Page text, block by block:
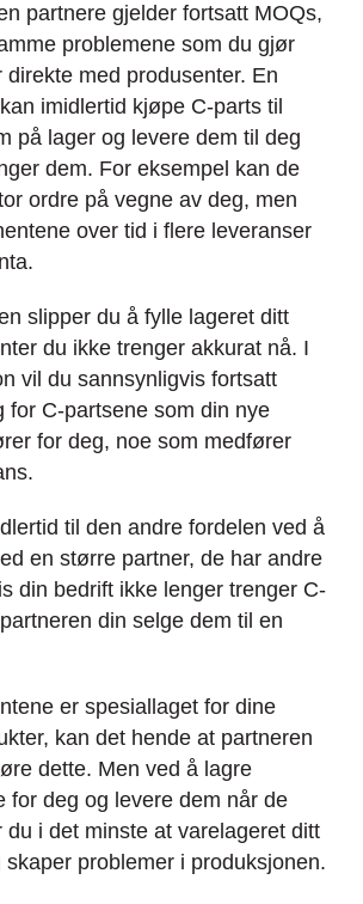
partnere gjelder fortsatt MOQs,
problemene som du gjør
direkte med produsenter. En
imidlertid kjøpe C-parts til
på lager og levere dem til deg
dem. For eksempel kan de
ordre på vegne av deg, men
over tid i flere leveranser
slipper du å fylle lageret ditt
du ikke trenger akkurat nå. I
vil du sannsynligvis fortsatt
C-partsene som din nye
for deg, noe som medfører
til den andre fordelen ved å
en større partner, de har andre
din bedrift ikke lenger trenger C-
din selge dem til en
er spesiallaget for dine
kan det hende at partneren
dette. Men ved å lagre
for deg og levere dem når de
du i det minste at varelageret ditt
skaper problemer i produksjonen.